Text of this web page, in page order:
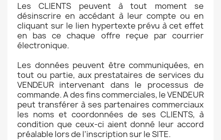
Les CLIENTS peuvent à tout moment se
désinscrire en accédant à leur compte ou en
cliquant sur le lien hypertexte prévu à cet effet
en bas ce chaque offre reçue par courrier
électronique.
Les données peuvent être communiquées, en
tout ou partie, aux prestataires de services du
VENDEUR intervenant dans le processus de
commande. A des fins commerciales, le VENDEUR
peut transférer à ses partenaires commerciaux
les noms et coordonnées de ses CLIENTS, à
condition que ceux-ci aient donné leur accord
préalable lors de l’inscription sur le SITE.